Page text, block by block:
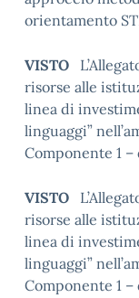
orientamento
VISTO
risorse alle
linea di
linguaggi”
Componente 1 –
VISTO
risorse alle
linea di
linguaggi”
Componente 1 –